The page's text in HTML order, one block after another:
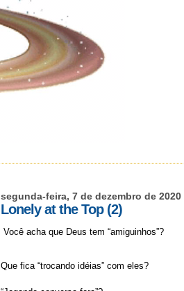
segunda-feira, 7 de dezembro de 2020
Lonely at the Top (2)
Você acha que Deus tem “amiguinhos”?
Que fica “trocando idéias” com eles?